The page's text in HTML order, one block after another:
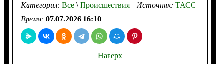
Категория: Все\Происшествия Источник: ТАСС
Время: 07.07.2026 16:10
Наверх